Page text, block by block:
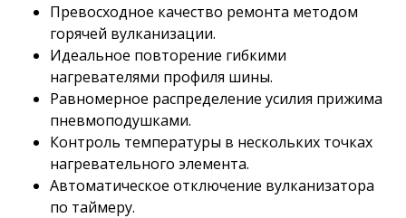
Превосходное качество ремонта методом
горячей вулканизации.
Идеальное повторение гибкими
нагревателями профиля шины.
Равномерное распределение усилия прижима
пневмоподушками.
Контроль температуры в нескольких точках
нагревательного элемента.
Автоматическое отключение вулканизатора
по таймеру.